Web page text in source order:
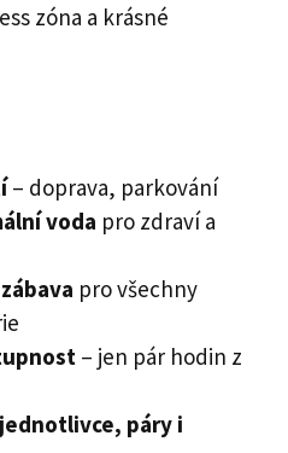
zóna a krásné
– doprava, parkování
voda pro zdraví a
pro všechny
– jen pár hodin z
páry i